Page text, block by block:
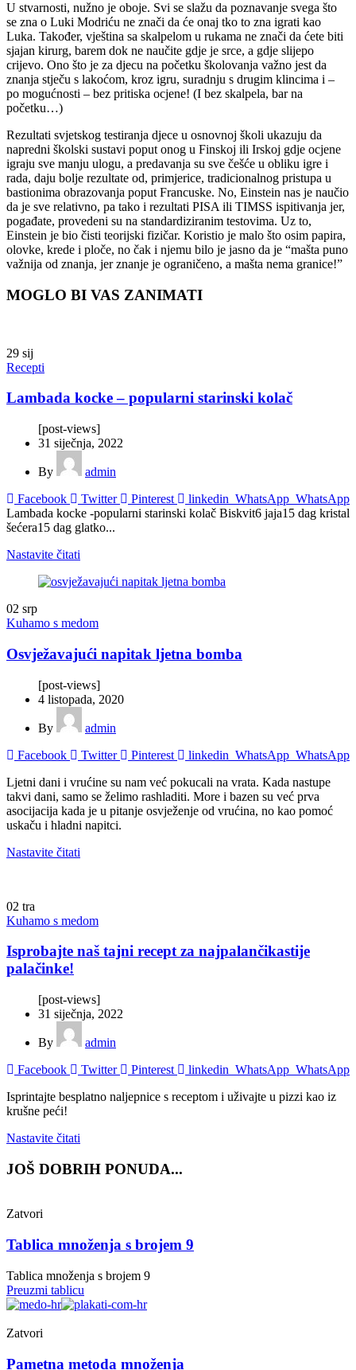
U stvarnosti, nužno je oboje. Svi se slažu da poznavanje svega što
se zna o Luki Modriću ne znači da će onaj tko to zna igrati kao
Luka. Također, vještina sa skalpelom u rukama ne znači da ćete biti
sjajan kirurg, barem dok ne naučite gdje je srce, a gdje slijepo
crijevo. Ono što je za djecu na početku školovanja važno jest da
znanja stječu s lakoćom, kroz igru, suradnju s drugim klincima i –
po mogućnosti – bez pritiska ocjene! (I bez skalpela, bar na
početku…)
Rezultati svjetskog testiranja djece u osnovnoj školi ukazuju da
napredni školski sustavi poput onog u Finskoj ili Irskoj gdje ocjene
igraju sve manju ulogu, a predavanja su sve češće u obliku igre i
rada, daju bolje rezultate od, primjerice, tradicionalnog pristupa u
bastionima obrazovanja poput Francuske. No, Einstein nas je naučio
da je sve relativno, pa tako i rezultati PISA ili TIMSS ispitivanja jer,
pogađate, provedeni su na standardiziranim testovima. Uz to,
Einstein je bio čisti teorijski fizičar. Koristio je malo što osim papira,
olovke, krede i ploče, no čak i njemu bilo je jasno da je “mašta puno
važnija od znanja, jer znanje je ograničeno, a mašta nema granice!”
MOGLO BI VAS ZANIMATI
29 sij
Recepti
Lambada kocke – popularni starinski kolač
[post-views]
31 siječnja, 2022
By
admin
Facebook
Twitter Pinterest linkedin WhatsApp WhatsApp
Lambada kocke -popularni starinski kolač Biskvit6 jaja15 dag kristal
šećera15 dag glatko...
Nastavite čitati
02 srp
Kuhamo s medom
Osvježavajući napitak ljetna bomba
[post-views]
4 listopada, 2020
By
admin
Facebook
Twitter Pinterest linkedin WhatsApp WhatsApp
Ljetni dani i vrućine su nam već pokucali na vrata. Kada nastupe
takvi dani, samo se želimo rashladiti. More i bazen su već prva
asocijacija kada je u pitanje osvježenje od vrućina, no kao pomoć
uskaču i hladni napitci.
Nastavite čitati
02 tra
Kuhamo s medom
Isprobajte naš tajni recept za najpalančikastije
palačinke!
[post-views]
31 siječnja, 2022
By
admin
Facebook
Twitter Pinterest linkedin WhatsApp WhatsApp
Isprintajte besplatno naljepnice s receptom i uživajte u pizzi kao iz
krušne peći!
Nastavite čitati
JOŠ DOBRIH PONUDA...
Zatvori
Tablica množenja s brojem 9
Tablica množenja s brojem 9
Preuzmi tablicu
Zatvori
Pametna metoda množenja